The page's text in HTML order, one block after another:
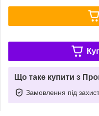
Що таке купити з
Замовлення під